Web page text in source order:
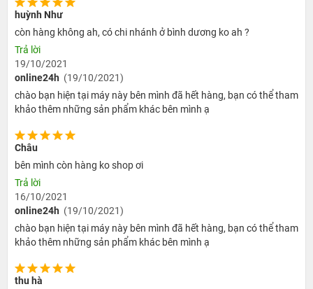
iPhone 6s Plus 128GB cũ
với bộ vi xử lý Apple A9 là thế hệ chip xử lý 64-bit thứ ba cung cấp
hiệu năng mạnh mẽ hơn so với phiên bản tiền nhiệm. Tốc độ CPU
1.8 GHz khiến cho Chip A9 nhanh hơn so với A8. Về tác vụ đồ họa
(GPU) nhanh hơn 90%.
CPU sử dụng iOS 9 cho người dùng cảm nhận sự ổn định, dung
huỳnh Như
còn hàng không ah, có chi nhánh ở bình dương ko ah ?
Trả lời
19/10/2021
online24h (19/10/2021)
chào bạn hiện tại máy này bên mình đã hết hàng, bạn có thể tham
khảo thêm những sản phẩm khác bên mình ạ
Châu
bên mình còn hàng ko shop ơi
Trả lời
16/10/2021
online24h (19/10/2021)
chào bạn hiện tại máy này bên mình đã hết hàng, bạn có thể tham
khảo thêm những sản phẩm khác bên mình ạ
thu hà